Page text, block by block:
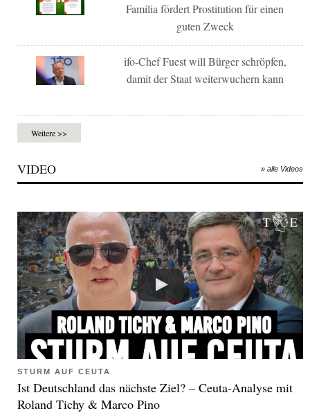
Familia fördert Prostitution für einen
guten Zweck
ifo-Chef Fuest will Bürger schröpfen,
damit der Staat weiterwuchern kann
Weitere >>
VIDEO » alle Videos
STURM AUF CEUTA
Ist Deutschland das nächste Ziel? – Ceuta-Analyse mit
Roland Tichy & Marco Pino